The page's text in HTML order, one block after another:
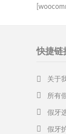
快捷链
关于
所有
假牙
假牙